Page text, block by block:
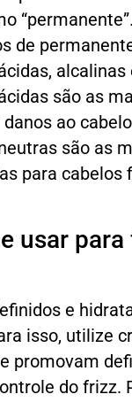
de
alcalinas
são as
ao
são as
para cabelos
usar para
e
isso, utilize
promovam
do frizz.